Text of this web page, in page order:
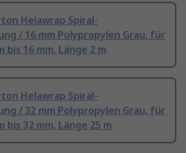
Helawrap Spiral-
/ 16 mm Polypropylen Grau, für
bis 16 mm, Länge 2 m
Helawrap Spiral-
/ 32 mm Polypropylen Grau, für
bis 32 mm, Länge 25 m